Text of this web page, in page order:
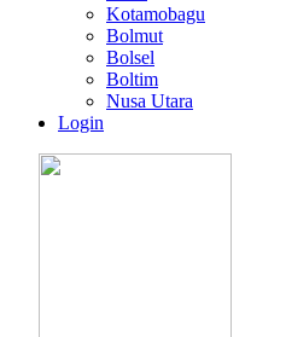
Kotamobagu
Bolmut
Bolsel
Boltim
Nusa Utara
Login